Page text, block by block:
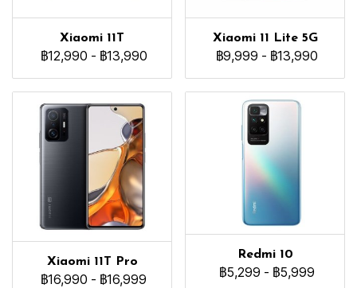
Xiaomi 11T
฿12,990 - ฿13,990
Xiaomi 11 Lite 5G
฿9,999 - ฿13,990
Xiaomi 11T Pro
฿16,990 - ฿16,999
Redmi 10
฿5,299 - ฿5,999